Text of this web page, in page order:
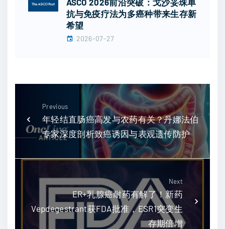
抗与免疫疗法为多癌种带来生存新
希望
2026-07-27
Previous
年轻结直肠癌高发与农药有关？丹娜法伯
专家深度剖析致癌诱因与表观遗传防护
Next
ER+乳腺癌耐药有解了！新药
Vepdegestrant获FDA批准，ESR1突变生
存期倍增